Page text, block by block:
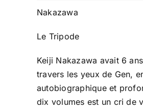
Nakazawa
Le Tripode
Keiji Nakazawa avait 6
travers les yeux de Gen,
autobiographique et
dix volumes est un cri de